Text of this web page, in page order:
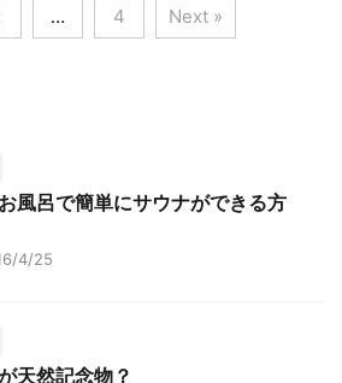
… 4 Next »
風呂で簡単にサウナができる方
4/25
天然記念物？